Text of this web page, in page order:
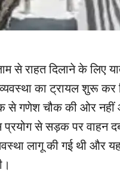
से राहत दिलाने के लिए
का ट्रायल शुरू कर
से गणेश चौक की ओर
प्रयोग से सड़क पर वाहन
लागू की गई थी और यह